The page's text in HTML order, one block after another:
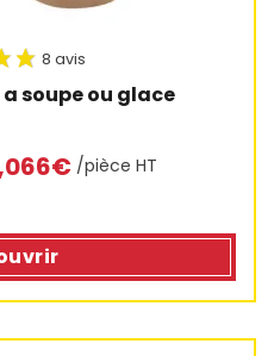
soupe ou glace
/pièce HT